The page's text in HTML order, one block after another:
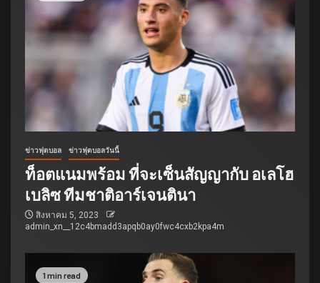
ข่าวฟุตบอล ข่าวฟุตบอลวันนี้
ท็อตแนมพร้อม ที่จะเซ็นสัญญากับ อเลโฮ
เบลิซ ทีมชาติอาร์เจนตินา
สิงหาคม 5, 2023
admin_xn__12c4bmadd3apqb0ay0fwc4cxb2kpa4m
1 min read